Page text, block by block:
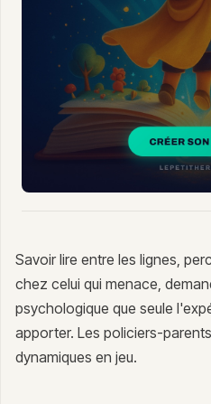
Savoir lire entre les lignes,
chez celui qui menace,
psychologique que seule
apporter. Les policiers-
dynamiques en jeu.